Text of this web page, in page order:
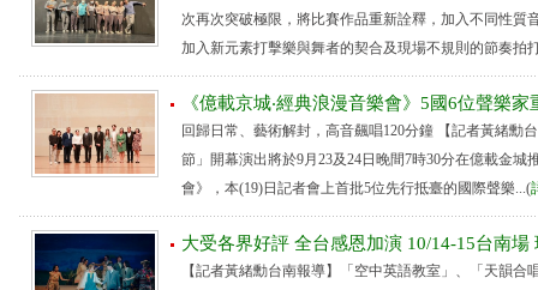
次再次突破極限，將比賽作品重新詮釋，加入不同性質
加入新元素打擊樂與舞者的契合及現場不規則的節奏拍
《億載京城‧經典浪漫音樂會》5國6位聲樂家
回歸日常、藝術解封，高音飆唱120分鐘 【記者黃緒勳
節」開幕演出將於9月23及24日晚間7時30分在億載金城
會》，本(19)日記者會上首批5位先行抵臺的國際聲樂...(
大受各界好評 全台感恩加演 10/14-15台南場
【記者黃緒勳台南報導】「空中英語教室」、「天韻合